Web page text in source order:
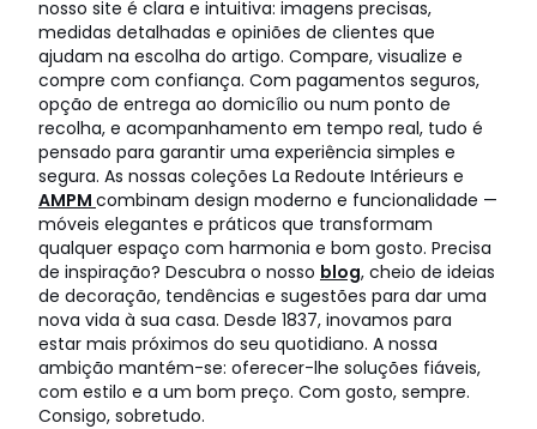
nosso site é clara e intuitiva: imagens precisas,
medidas detalhadas e opiniões de clientes que
ajudam na escolha do artigo. Compare, visualize e
compre com confiança. Com pagamentos seguros,
opção de entrega ao domicílio ou num ponto de
recolha, e acompanhamento em tempo real, tudo é
pensado para garantir uma experiência simples e
segura. As nossas coleções La Redoute Intérieurs e
AMPM combinam design moderno e funcionalidade —
móveis elegantes e práticos que transformam
qualquer espaço com harmonia e bom gosto. Precisa
de inspiração? Descubra o nosso blog, cheio de ideias
de decoração, tendências e sugestões para dar uma
nova vida à sua casa. Desde 1837, inovamos para
estar mais próximos do seu quotidiano. A nossa
ambição mantém-se: oferecer-lhe soluções fiáveis,
com estilo e a um bom preço. Com gosto, sempre.
Consigo, sobretudo.